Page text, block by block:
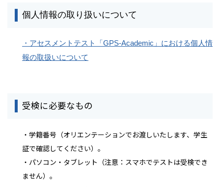
個人情報の取り扱いについて
・アセスメントテスト「GPS-Academic」における個人情
報の取扱いについて
受検に必要なもの
・学籍番号（オリエンテーションでお渡しいたします、学生
証で確認してください）。
・パソコン・タブレット（注意：スマホでテストは受検でき
ません）。